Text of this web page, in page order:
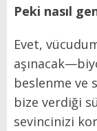
Peki nasıl
Evet,
beslenme ve
bize verdiği
sevincinizi